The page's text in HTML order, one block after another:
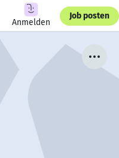
Anmelden
Job posten